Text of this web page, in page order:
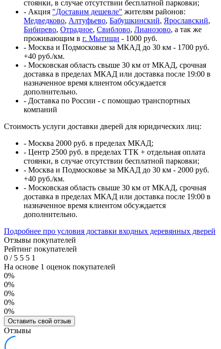
стоянки, в случае отсутствии бесплатной парковки;
- Акция "Доставим дешевле" жителям районов:
Медведково, Алтуфьево, Бабушкинский, Ярославский,
Бибирево, Отрадное, Свиблово, Лианозово, а так же
проживающим в г. Мытищи - 1000 руб.
- Москва и Подмосковье за МКАД до 30 км - 1700 руб.
+40 руб./км.
- Московская область свыше 30 км от МКАД, срочная
доставка в пределах МКАД или доставка после 19:00 в
назначенное время клиентом обсуждается
дополнительно.
- Доставка по России - с помощью транспортных
компаний
Стоимость услуги доставки дверей для юридических лиц:
- Москва 2000 руб. в пределах МКАД;
- Центр 2500 руб. в пределах ТТК + отдельная оплата
стоянки, в случае отсутствии бесплатной парковки;
- Москва и Подмосковье за МКАД до 30 км - 2000 руб.
+40 руб./км.
- Московская область свыше 30 км от МКАД, срочная
доставка в пределах МКАД или доставка после 19:00 в
назначенное время клиентом обсуждается
дополнительно.
Подробнее про условия доставки входных деревянных дверей
Отзывы покупателей
Рейтинг покупателей
0 /5 5 5 1
На основе 1 оценок покупателей
0%
0%
0%
0%
0%
Оставить свой отзыв
Отзывы